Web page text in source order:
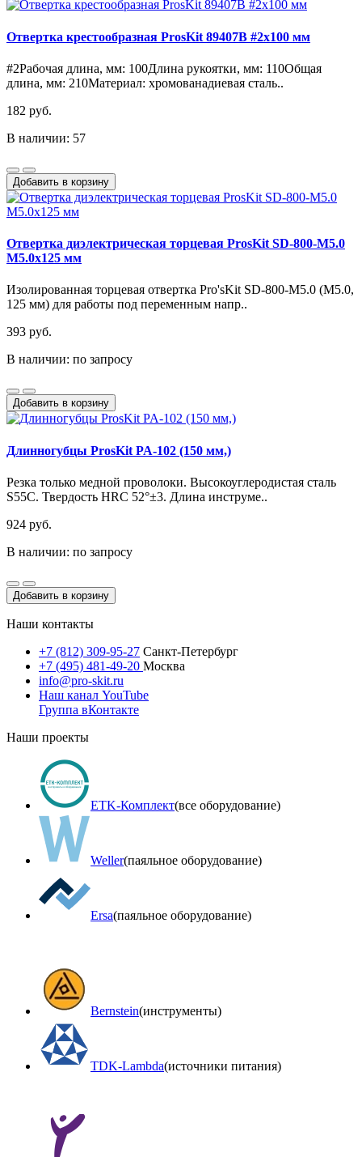
Отвертка крестообразная ProsKit 89407B #2x100 мм
#2Рабочая длина, мм: 100Длина рукоятки, мм: 110Общая
длина, мм: 210Материал: хромованадиевая сталь..
182 руб.
В наличии: 57
Добавить в корзину
Отвертка диэлектрическая торцевая ProsKit SD-800-M5.0
M5.0x125 мм
Изолированная торцевая отвертка Pro'sKit SD-800-M5.0 (M5.0,
125 мм) для работы под переменным напр..
393 руб.
В наличии: по запросу
Добавить в корзину
Длинногубцы ProsKit PA-102 (150 мм,)
Резка только медной проволоки. Высокоуглеродистая сталь
S55C. Твердость HRC 52°±3. Длина инструме..
924 руб.
В наличии: по запросу
Добавить в корзину
Наши контакты
+7 (812) 309-95-27 Санкт-Петербург
+7 (495) 481-49-20 Москва
info@pro-skit.ru
Наш канал YouTube
Группа вКонтакте
Наши проекты
ETK-Комплект(все оборудование)
Weller(паяльное оборудование)
Ersa(паяльное оборудование)
Bernstein(инструменты)
TDK-Lambda(источники питания)